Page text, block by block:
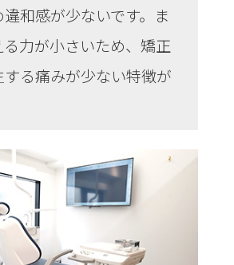
和感が少ないです。ま
力が小さいため、矯正
る痛みが少ない特徴が